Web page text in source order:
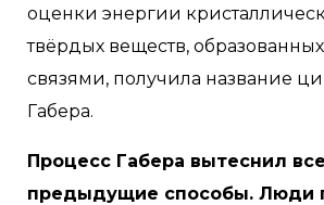
оценки энергии
твёрдых веществ,
связями, получила название
Габера.
Процесс Габера вытеснил все
предыдущие способы. Люди